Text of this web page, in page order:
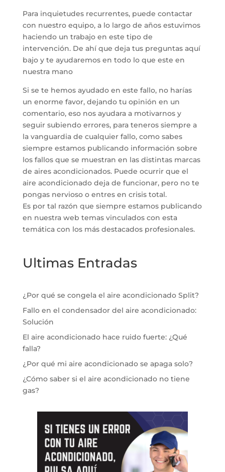
Para inquietudes recurrentes, puede contactar
con nuestro equipo, a lo largo de años estuvimos
haciendo un trabajo en este tipo de
intervención. De ahí que deja tus preguntas aquí
bajo y te ayudaremos en todo lo que este en
nuestra mano
Si se te hemos ayudado en este fallo, no harías
un enorme favor, dejando tu opinión en un
comentario, eso nos ayudara a motivarnos y
seguir subiendo errores, para teneros siempre a
la vanguardia de cualquier fallo, como sabes
siempre estamos publicando información sobre
los fallos que se muestran en las distintas marcas
de aires acondicionados. Puede ocurrir que el
aire acondicionado deja de funcionar, pero no te
pongas nervioso o entres en crisis total.
Es por tal razón que siempre estamos publicando
en nuestra web temas vinculados con esta
temática con los más destacados profesionales.
Ultimas Entradas
¿Por qué se congela el aire acondicionado Split?
Fallo en el condensador del aire acondicionado:
Solución
El aire acondicionado hace ruido fuerte: ¿Qué
falla?
¿Por qué mi aire acondicionado se apaga solo?
¿Cómo saber si el aire acondicionado no tiene
gas?